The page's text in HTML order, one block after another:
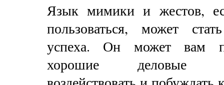
Язык мимики и жестов,
пользоваться, может
успеха. Он может вам
хорошие деловые